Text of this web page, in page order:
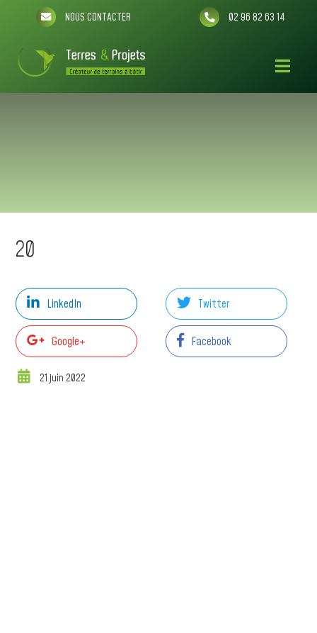
NOUS CONTACTER 02 96 82 63 14
20
LinkedIn Twitter
Google+ Facebook
21 juin 2022